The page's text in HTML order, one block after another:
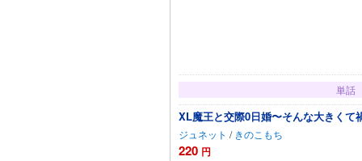
単話
XL魔王と交際0日婚〜そんな大きくて
ジュネット / きのこもち
220 円